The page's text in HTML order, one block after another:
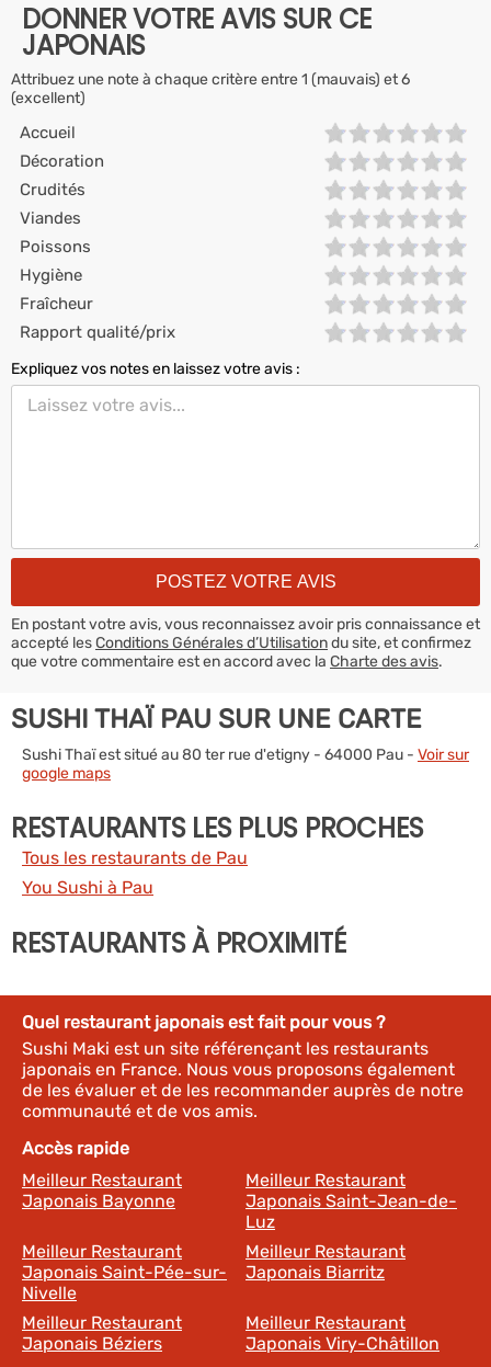
DONNER VOTRE AVIS SUR CE
JAPONAIS
Attribuez une note à chaque critère entre 1 (mauvais) et 6
(excellent)
Accueil
Décoration
Crudités
Viandes
Poissons
Hygiène
Fraîcheur
Rapport qualité/prix
Expliquez vos notes en laissez votre avis :
En postant votre avis, vous reconnaissez avoir pris connaissance et
accepté lesConditions Générales d’Utilisationdu site, et confirmez
que votre commentaire est en accord avec la Charte des avis.
SUSHI THAÏ PAU SUR UNE CARTE
Sushi Thaï est situé au 80 ter rue d'etigny - 64000 Pau - Voir sur
google maps
RESTAURANTS LES PLUS PROCHES
Tous les restaurants de Pau
You Sushi à Pau
RESTAURANTS À PROXIMITÉ
Quel restaurant japonais est fait pour vous ?
Sushi Maki est un site référençant les restaurants
japonais en France. Nous vous proposons également
de les évaluer et de les recommander auprès de notre
communauté et de vos amis.
Accès rapide
Meilleur Restaurant
Japonais Bayonne
Meilleur Restaurant
Japonais Saint-Jean-de-
Luz
Meilleur Restaurant
Japonais Saint-Pée-sur-
Nivelle
Meilleur Restaurant
Japonais Biarritz
Meilleur Restaurant
Japonais Béziers
Meilleur Restaurant
Japonais Viry-Châtillon